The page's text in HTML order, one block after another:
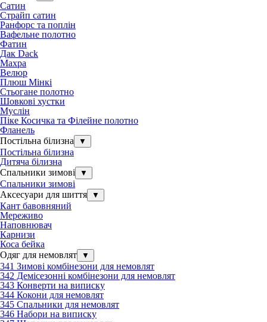
Сатин
Страйп сатин
Ранфорс та поплін
Вафельне полотно
Фатин
Дак Dack
Махра
Велюр
Плюш Мінкі
Стьогане полотно
Шовкові хустки
Муслін
Піке Косичка та Філейне полотно
Фланель
Постільна білизна
▼
Постільна білизна
Дитяча білизна
Спальники зимові
▼
Спальники зимові
Аксесуари для шиття
▼
Кант бавовняний
Мереживо
Наповнювач
Карнизи
Коса бейка
Одяг для немовлят
▼
341 Зимові комбінезони для немовлят
342 Демісезонні комбінезони для немовлят
343 Конверти на виписку
344 Кокони для немовлят
345 Спальники для немовлят
346 Набори на виписку